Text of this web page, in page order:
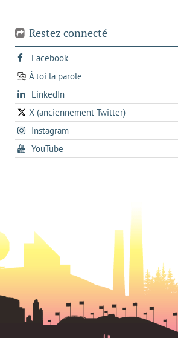
Restez connecté
Facebooks'ouvre
dans
un
onglet
À toi la parole
opens
in
a
new
tab
LinkedInopens
in
a
new
X (anciennement Twitter)
s'ouvre
dans
un
nouvel
Instagrams'ouvre
dans
un
YouTube
dans